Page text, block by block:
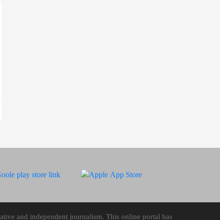
and independent journalism. This online portal has